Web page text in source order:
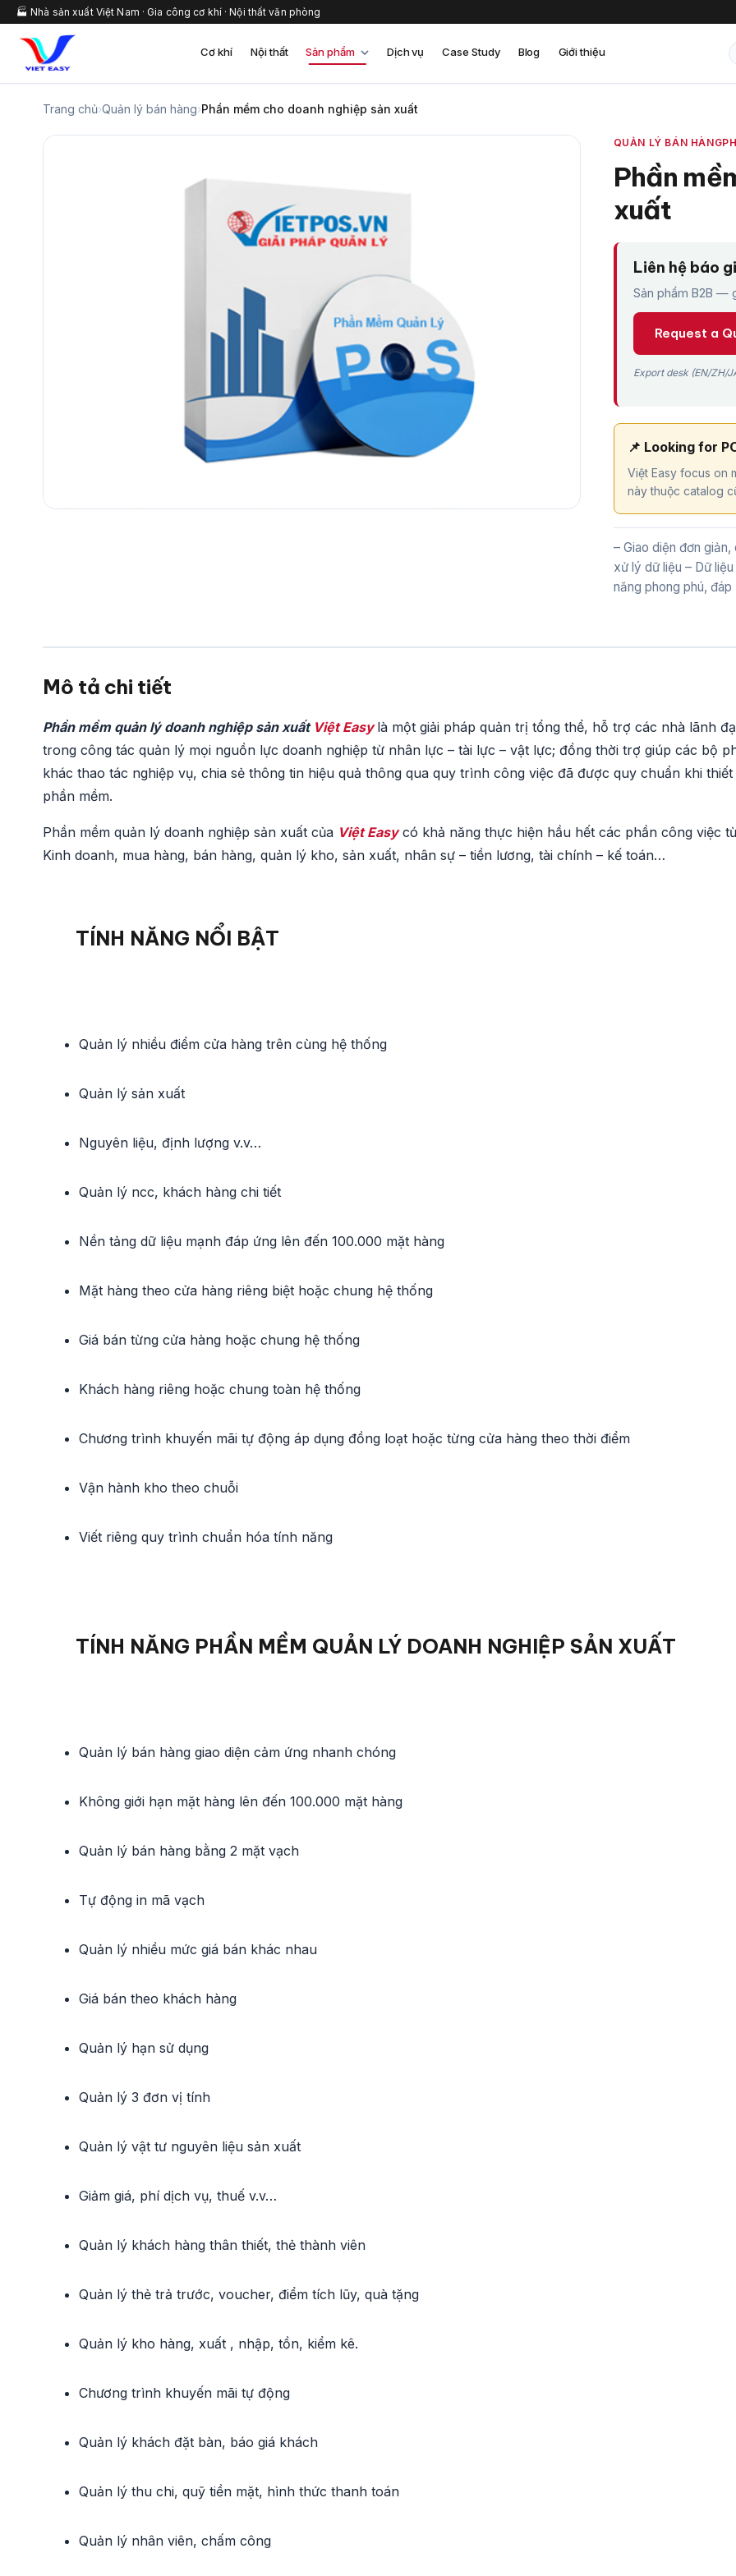
🏭 Nhà sản xuất Việt Nam · Gia công cơ khí · Nội thất văn phòng
Cơ khí Nội thất Sản phẩm Dịch vụ Case Study Blog Giới thiệu
Trang chủ›Quản lý bán hàng›Phần mềm cho doanh nghiệp sản xuất
QUẢN LÝ BÁN HÀNG
Phần
xuất
Liên hệ báo
Sản phẩm B2B —
Request a
Export desk (EN/ZH/
📌 Looking for
Việt Easy focus on
này thuộc catalog
– Giao diện đơn
xử lý dữ liệu – Dữ
năng phong phú,
Mô tả chi tiết
Phần mềm quản lý doanh nghiệp sản xuất Việt Easy là một giải pháp quản trị tổng thể, hỗ trợ các nhà lãnh
trong công tác quản lý mọi nguồn lực doanh nghiệp từ nhân lực – tài lực – vật lực; đồng thời trợ giúp các bộ
khác thao tác nghiệp vụ, chia sẻ thông tin hiệu quả thông qua quy trình công việc đã được quy chuẩn khi thiết
phần mềm.
Phần mềm quản lý doanh nghiệp sản xuất của Việt Easy có khả năng thực hiện hầu hết các phần công việc
Kinh doanh, mua hàng, bán hàng, quản lý kho, sản xuất, nhân sự – tiền lương, tài chính – kế toán…
TÍNH NĂNG NỔI BẬT
Quản lý nhiều điểm cửa hàng trên cùng hệ thống
Quản lý sản xuất
Nguyên liệu, định lượng v.v…
Quản lý ncc, khách hàng chi tiết
Nền tảng dữ liệu mạnh đáp ứng lên đến 100.000 mặt hàng
Mặt hàng theo cửa hàng riêng biệt hoặc chung hệ thống
Giá bán từng cửa hàng hoặc chung hệ thống
Khách hàng riêng hoặc chung toàn hệ thống
Chương trình khuyến mãi tự động áp dụng đồng loạt hoặc từng cửa hàng theo thời điểm
Vận hành kho theo chuỗi
Viết riêng quy trình chuẩn hóa tính năng
TÍNH NĂNG PHẦN MỀM QUẢN LÝ DOANH NGHIỆP SẢN XUẤT
Quản lý bán hàng giao diện cảm ứng nhanh chóng
Không giới hạn mặt hàng lên đến 100.000 mặt hàng
Quản lý bán hàng bằng 2 mặt vạch
Tự động in mã vạch
Quản lý nhiều mức giá bán khác nhau
Giá bán theo khách hàng
Quản lý hạn sử dụng
Quản lý 3 đơn vị tính
Quản lý vật tư nguyên liệu sản xuất
Giảm giá, phí dịch vụ, thuế v.v…
Quản lý khách hàng thân thiết, thẻ thành viên
Quản lý thẻ trả trước, voucher, điểm tích lũy, quà tặng
Quản lý kho hàng, xuất , nhập, tồn, kiểm kê.
Chương trình khuyến mãi tự động
Quản lý khách đặt bàn, báo giá khách
Quản lý thu chi, quỹ tiền mặt, hình thức thanh toán
Quản lý nhân viên, chấm công